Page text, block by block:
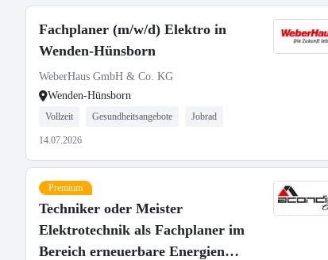
Fachplaner (m/w/d) Elektro in
Wenden-Hünsborn
WeberHaus GmbH & Co. KG
Wenden-Hünsborn
Vollzeit Gesundheitsangebote Jobrad
14.07.2026
Premium
Techniker oder Meister
Elektrotechnik als Fachplaner im
Bereich erneuerbare Energien